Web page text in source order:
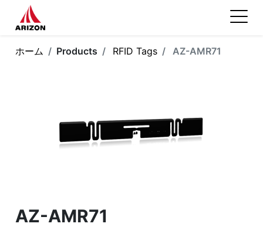
ホーム Products RFID Tags AZ-AMR71
AZ-AMR71